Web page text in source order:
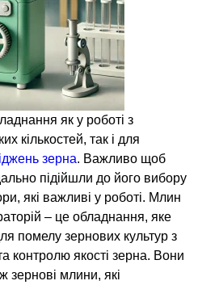
як у роботі з
кількостей, так і для
зерна. Важливо щоб
підійшли до його вибору
які важливі у роботі. Млин
– це обладнання, яке
помелу зернових культур з
контролю якості зерна. Вони
зернові млини, які